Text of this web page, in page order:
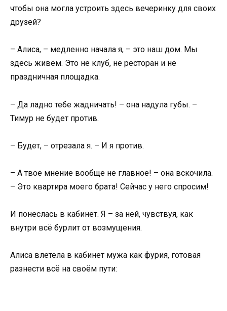
чтобы она могла устроить здесь вечеринку для своих
друзей?
– Алиса, – медленно начала я, – это наш дом. Мы
здесь живём. Это не клуб, не ресторан и не
праздничная площадка.
– Да ладно тебе жадничать! – она надула губы. –
Тимур не будет против.
– Будет, – отрезала я. – И я против.
– А твое мнение вообще не главное! – она вскочила.
– Это квартира моего брата! Сейчас у него спросим!
И понеслась в кабинет. Я – за ней, чувствуя, как
внутри всё бурлит от возмущения.
Алиса влетела в кабинет мужа как фурия, готовая
разнести всё на своём пути: